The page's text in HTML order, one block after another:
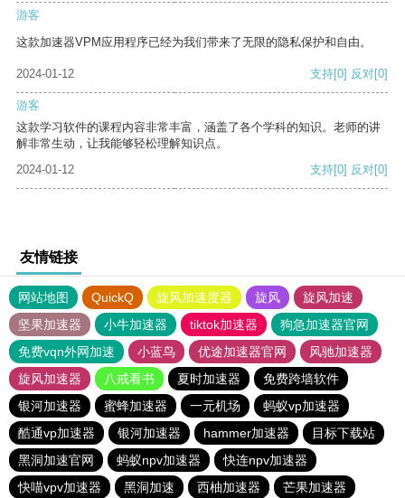
游客
这款加速器VPM应用程序已经为我们带来了无限的隐私保护和自由。
2024-01-12 支持[0] 反对[0]
游客
这款学习软件的课程内容非常丰富，涵盖了各个学科的知识。老师的讲
解非常生动，让我能够轻松理解知识点。
2024-01-12
支持[0] 反对[0]
友情链接
网站地图 QuickQ 旋风加速度器 旋风
旋风加速
坚果加速器
小牛加速器 tiktok加速器
狗急加速器官网
免费vqn外网加速
小蓝鸟 优途加速器官网
风驰加速器
旋风加速器
八戒看书 夏时加速器
免费跨墙软件
银河加速器
蜜蜂加速器 一元机场
蚂蚁vp加速器
酷通vp加速器
银河加速器 hammer加速器
目标下载站
黑洞加速官网
蚂蚁npv加速器
快连npv加速器
快喵vpv加速器
黑洞加速 西柚加速器 芒果加速器